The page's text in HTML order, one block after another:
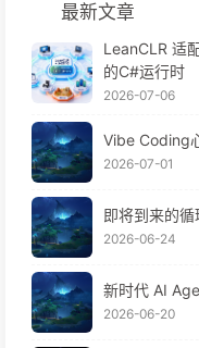
最新文章
LeanCLR 适
的C#运行时
2026-07-06
Vibe Coding
2026-07-01
即将到来的循
2026-06-24
新时代 AI
2026-06-20